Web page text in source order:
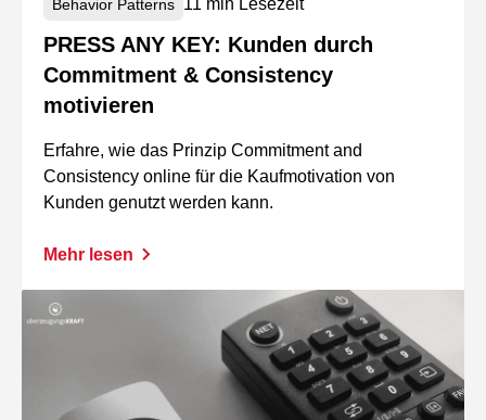
Behavior Patterns 11 min Lesezeit
PRESS ANY KEY: Kunden durch
Commitment & Consistency
motivieren
Erfahre, wie das Prinzip Commitment and
Consistency online für die Kaufmotivation von
Kunden genutzt werden kann.
Mehr lesen